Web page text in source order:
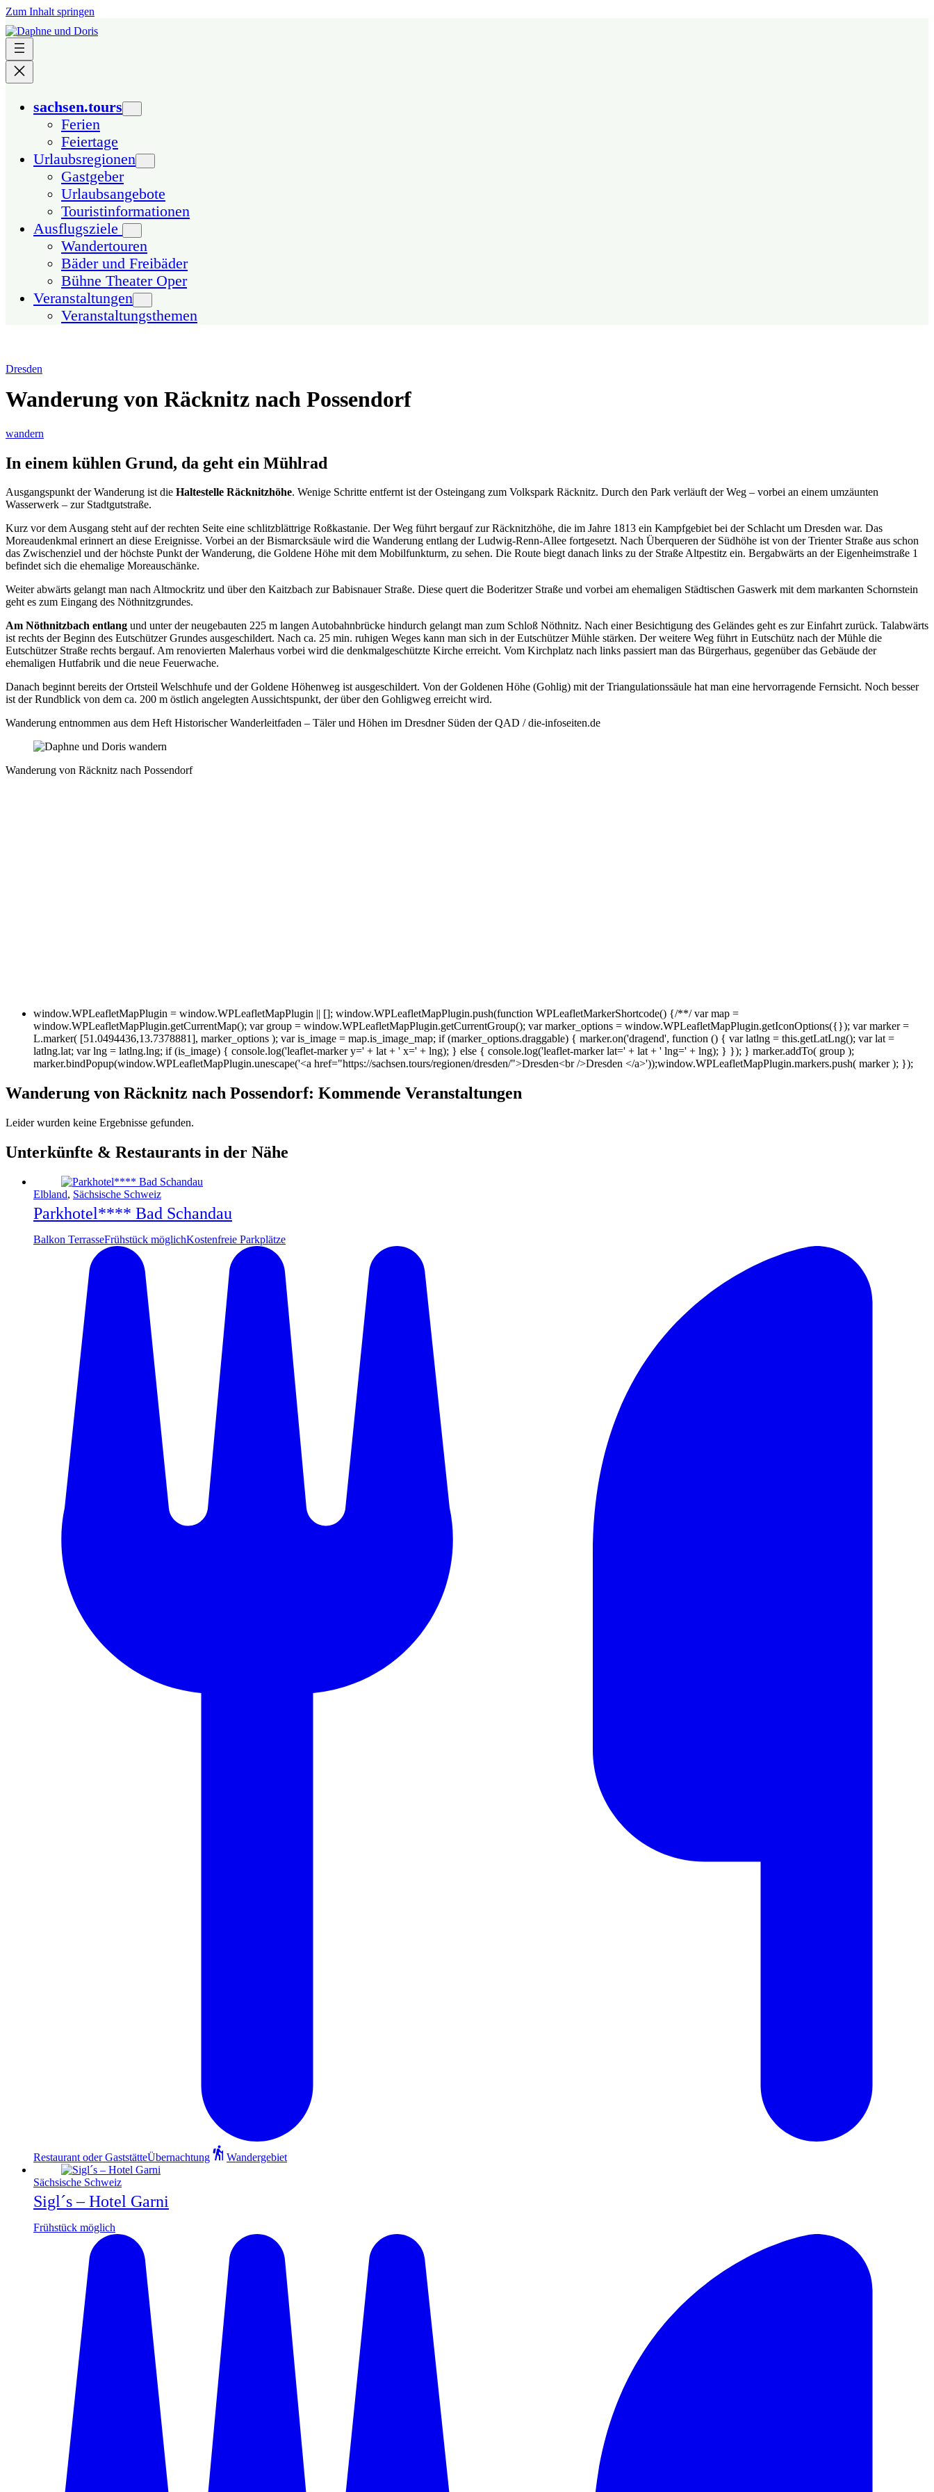
Zum Inhalt springen
sachsen.tours
Ferien
Feiertage
Urlaubsregionen
Gastgeber
Urlaubsangebote
Touristinformationen
Ausflugsziele
Wandertouren
Bäder und Freibäder
Bühne Theater Oper
Veranstaltungen
Veranstaltungsthemen
Dresden
Wanderung von Räcknitz nach Possendorf
wandern
In einem kühlen Grund, da geht ein Mühlrad
Ausgangspunkt der Wanderung ist die Haltestelle Räcknitzhöhe. Wenige Schritte entfernt ist der Osteingang zum Volkspark Räcknitz. Durch den Park verläuft der Weg – vorbei an einem umzäunten
Wasserwerk – zur Stadtgutstraße.
Kurz vor dem Ausgang steht auf der rechten Seite eine schlitzblättrige Roßkastanie. Der Weg führt bergauf zur Räcknitzhöhe, die im Jahre 1813 ein Kampfgebiet bei der Schlacht um Dresden war. Das
Moreaudenkmal erinnert an diese Ereignisse. Vorbei an der Bismarcksäule wird die Wanderung entlang der Ludwig-Renn-Allee fortgesetzt. Nach Überqueren der Südhöhe ist von der Trienter Straße aus schon
das Zwischenziel und der höchste Punkt der Wanderung, die Goldene Höhe mit dem Mobilfunkturm, zu sehen. Die Route biegt danach links zu der Straße Altpestitz ein. Bergabwärts an der Eigenheimstraße 1
befindet sich die ehemalige Moreauschänke.
Weiter abwärts gelangt man nach Altmockritz und über den Kaitzbach zur Babisnauer Straße. Diese quert die Boderitzer Straße und vorbei am ehemaligen Städtischen Gaswerk mit dem markanten Schornstein
geht es zum Eingang des Nöthnitzgrundes.
Am Nöthnitzbach entlang und unter der neugebauten 225 m langen Autobahnbrücke hindurch gelangt man zum Schloß Nöthnitz. Nach einer Besichtigung des Geländes geht es zur Einfahrt zurück. Talabwärts
ist rechts der Beginn des Eutschützer Grundes ausgeschildert. Nach ca. 25 min. ruhigen Weges kann man sich in der Eutschützer Mühle stärken. Der weitere Weg führt in Eutschütz nach der Mühle die
Eutschützer Straße rechts bergauf. Am renovierten Malerhaus vorbei wird die denkmalgeschützte Kirche erreicht. Vom Kirchplatz nach links passiert man das Bürgerhaus, gegenüber das Gebäude der
ehemaligen Hutfabrik und die neue Feuerwache.
Danach beginnt bereits der Ortsteil Welschhufe und der Goldene Höhenweg ist ausgeschildert. Von der Goldenen Höhe (Gohlig) mit der Triangulationssäule hat man eine hervorragende Fernsicht. Noch besser
ist der Rundblick von dem ca. 200 m östlich angelegten Aussichtspunkt, der über den Gohligweg erreicht wird.
Wanderung entnommen aus dem Heft Historischer Wanderleitfaden – Täler und Höhen im Dresdner Süden der QAD / die-infoseiten.de
Wanderung von Räcknitz nach Possendorf
window.WPLeafletMapPlugin = window.WPLeafletMapPlugin || []; window.WPLeafletMapPlugin.push(function WPLeafletMarkerShortcode() {/**/ var map =
window.WPLeafletMapPlugin.getCurrentMap(); var group = window.WPLeafletMapPlugin.getCurrentGroup(); var marker_options = window.WPLeafletMapPlugin.getIconOptions({}); var marker =
L.marker( [51.0494436,13.7378881], marker_options ); var is_image = map.is_image_map; if (marker_options.draggable) { marker.on('dragend', function () { var latlng = this.getLatLng(); var lat =
latlng.lat; var lng = latlng.lng; if (is_image) { console.log('leaflet-marker y=' + lat + ' x=' + lng); } else { console.log('leaflet-marker lat=' + lat + ' lng=' + lng); } }); } marker.addTo( group );
marker.bindPopup(window.WPLeafletMapPlugin.unescape('<a href="https://sachsen.tours/regionen/dresden/">Dresden<br />Dresden </a>'));window.WPLeafletMapPlugin.markers.push( marker ); });
Wanderung von Räcknitz nach Possendorf: Kommende Veranstaltungen
Leider wurden keine Ergebnisse gefunden.
Unterkünfte & Restaurants in der Nähe
Elbland, Sächsische Schweiz
Parkhotel**** Bad Schandau
Balkon TerrasseFrühstück möglichKostenfreie Parkplätze
Restaurant oder GaststätteÜbernachtung Wandergebiet
Sächsische Schweiz
Sigl´s – Hotel Garni
Frühstück möglich